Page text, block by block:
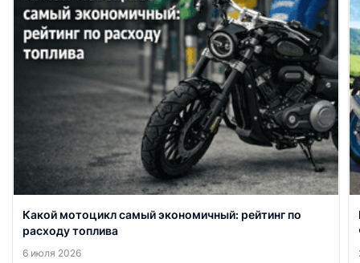
Какой мотоцикл самый экономичный: рейтинг по
расходу топлива
6 июля 2026